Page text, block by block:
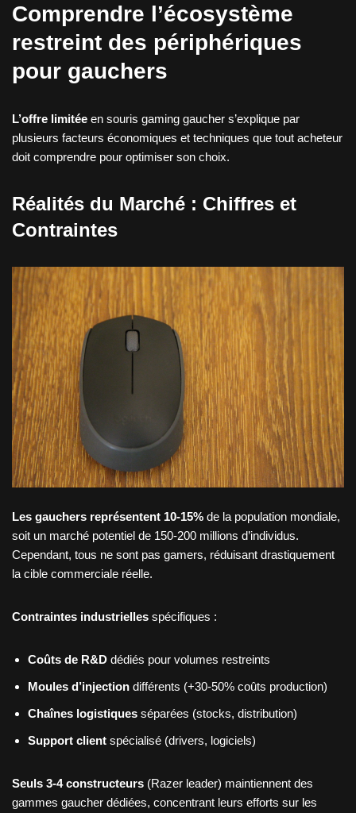
Comprendre l’écosystème
restreint des périphériques
pour gauchers
L’offre limitée en souris gaming gaucher s’explique par
plusieurs facteurs économiques et techniques que tout acheteur
doit comprendre pour optimiser son choix.
Réalités du Marché : Chiffres et
Contraintes
Les gauchers représentent 10-15% de la population mondiale,
soit un marché potentiel de 150-200 millions d’individus.
Cependant, tous ne sont pas gamers, réduisant drastiquement
la cible commerciale réelle.
Contraintes industrielles spécifiques :
Coûts de R&D dédiés pour volumes restreints
Moules d’injection différents (+30-50% coûts production)
Chaînes logistiques séparées (stocks, distribution)
Support client spécialisé (drivers, logiciels)
Seuls 3-4 constructeurs (Razer leader) maintiennent des
gammes gaucher dédiées, concentrant leurs efforts sur les